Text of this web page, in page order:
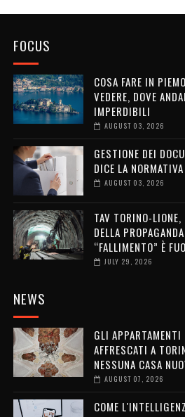
FOCUS
COSA FARE IN
VEDERE, DOVE
IMPERDIBILI
AUGUST 03, 2026
GESTIONE DEI
DICE LA NORMATIVA
AUGUST 03, 2026
TAV TORINO-
DELLA
“FALLIMENTO” È
JULY 29, 2026
NEWS
GLI
AFFRESCATI A
NESSUNA CASA
AUGUST 07, 2026
COME